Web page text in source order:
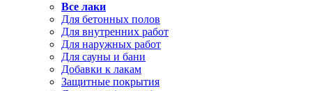
Все лаки
Для бетонных полов
Для внутренних работ
Для наружных работ
Для сауны и бани
Добавки к лакам
Защитные покрытия